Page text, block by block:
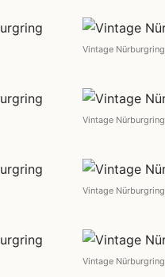
Vintage Nürburgring
Vintage Nürburgring
Vintage Nürburgring
Vintage Nürburgring